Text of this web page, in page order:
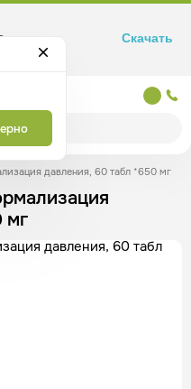
давления, 60 табл *650 мг
мг
здоровья
Скачать